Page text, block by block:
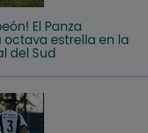
El Panza
octava estrella en la
del Sud